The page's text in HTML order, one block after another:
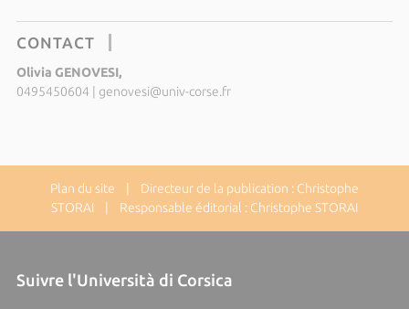
CONTACT
Olivia GENOVESI,
0495450604 | genovesi@univ-corse.fr
Plan du site | Directeur de la publication : Christophe
STORAI | Responsable éditorial : Christophe STORAI
Suivre l'Università di Corsica